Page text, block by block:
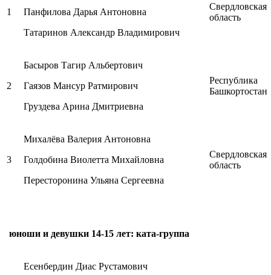
1
Панфилова Дарья Антоновна
Татаринов Александр Владимирович
Свердловская
область
2
Басыров Тагир Альбертович
Гаязов Мансур Ратмирович
Груздева Арина Дмитриевна
Республика
Башкортостан
3
Михалёва Валерия Антоновна
Голдобина Виолетта Михайловна
Пересторонина Ульяна Сергеевна
Свердловская
область
юноши и девушки 14-15 лет: ката-группа
Есенбердин Диас Рустамович